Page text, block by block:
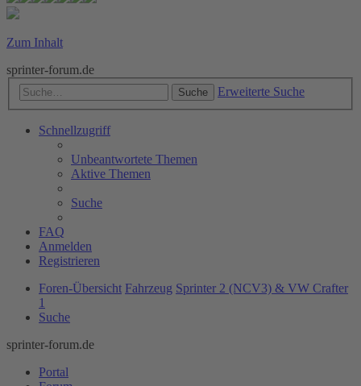
Zum Inhalt
sprinter-forum.de
Suche Erweiterte Suche
Schnellzugriff
Unbeantwortete Themen
Aktive Themen
Suche
FAQ
Anmelden
Registrieren
Foren-Übersicht Fahrzeug Sprinter 2 (NCV3) & VW Crafter
1
Suche
sprinter-forum.de
Portal